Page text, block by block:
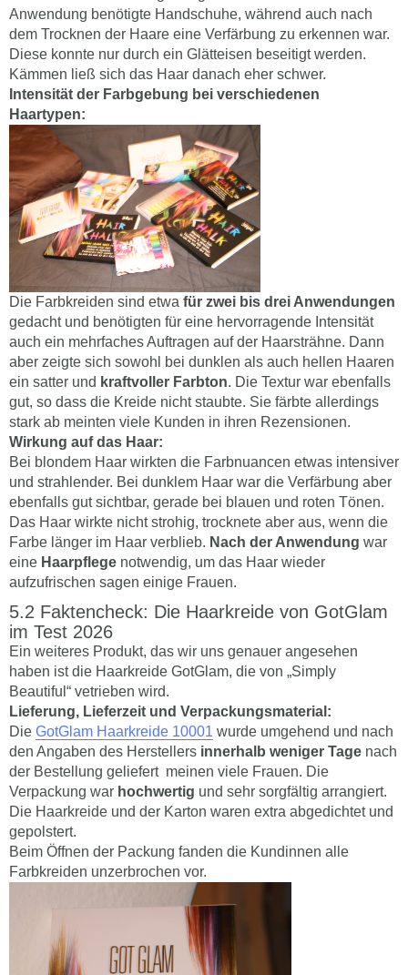
Anwendung benötigte Handschuhe, während auch nach
dem Trocknen der Haare eine Verfärbung zu erkennen war.
Diese konnte nur durch ein Glätteisen beseitigt werden.
Kämmen ließ sich das Haar danach eher schwer.
Intensität der Farbgebung bei verschiedenen
Haartypen:
Die Farbkreiden sind etwa für zwei bis drei Anwendungen
gedacht und benötigten für eine hervorragende Intensität
auch ein mehrfaches Auftragen auf der Haarsträhne. Dann
aber zeigte sich sowohl bei dunklen als auch hellen Haaren
ein satter und kraftvoller Farbton. Die Textur war ebenfalls
gut, so dass die Kreide nicht staubte. Sie färbte allerdings
stark ab meinten viele Kunden in ihren Rezensionen.
Wirkung auf das Haar:
Bei blondem Haar wirkten die Farbnuancen etwas intensiver
und strahlender. Bei dunklem Haar war die Verfärbung aber
ebenfalls gut sichtbar, gerade bei blauen und roten Tönen.
Das Haar wirkte nicht strohig, trocknete aber aus, wenn die
Farbe länger im Haar verblieb. Nach der Anwendung war
eine Haarpflege notwendig, um das Haar wieder
aufzufrischen sagen einige Frauen.
Faktencheck: Die Haarkreide von GotGlam
im Test 2026
Ein weiteres Produkt, das wir uns genauer angesehen
haben ist die Haarkreide GotGlam, die von „Simply
Beautiful“ vetrieben wird.
Lieferung, Lieferzeit und Verpackungsmaterial:
Die GotGlam Haarkreide 10001 wurde umgehend und nach
den Angaben des Herstellers innerhalb weniger Tage nach
der Bestellung geliefert meinen viele Frauen. Die
Verpackung war hochwertig und sehr sorgfältig arrangiert.
Die Haarkreide und der Karton waren extra abgedichtet und
gepolstert.
Beim Öffnen der Packung fanden die Kundinnen alle
Farbkreiden unzerbrochen vor.